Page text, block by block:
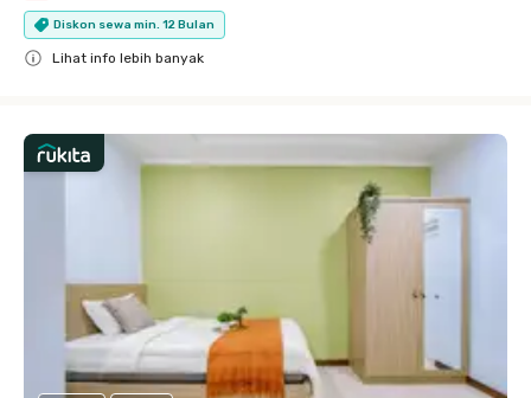
Diskon sewa min. 12 Bulan
Lihat info lebih banyak